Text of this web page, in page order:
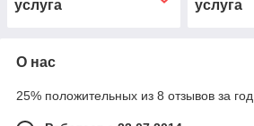
услуга
услуга
О нас
25% положительных из 8 отзывов за год